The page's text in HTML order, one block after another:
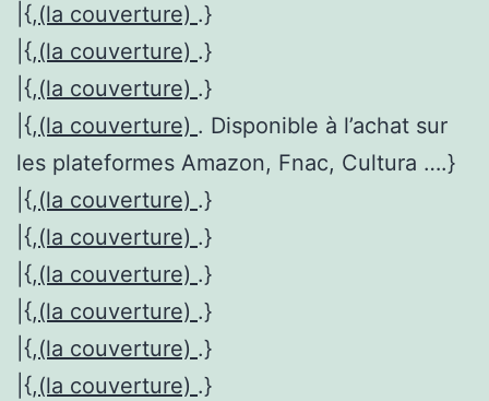
|{,(la couverture) .}
|{,(la couverture) .}
|{,(la couverture) .}
|{,(la couverture) . Disponible à l’achat sur
les plateformes Amazon, Fnac, Cultura ….}
|{,(la couverture) .}
|{,(la couverture) .}
|{,(la couverture) .}
|{,(la couverture) .}
|{,(la couverture) .}
|{,(la couverture) .}